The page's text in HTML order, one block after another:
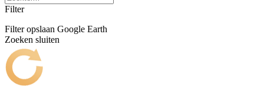
Filter
Filter opslaan Google Earth
Zoeken sluiten